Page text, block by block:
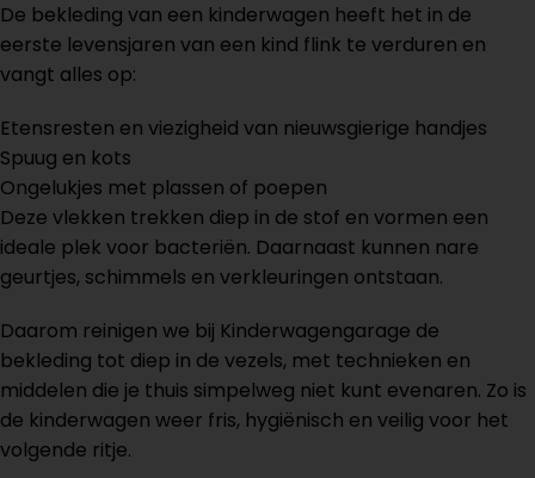
De bekleding van een kinderwagen heeft het in de
eerste levensjaren van een kind flink te verduren en
vangt alles op:
Etensresten en viezigheid van nieuwsgierige handjes
Spuug en kots
Ongelukjes met plassen of poepen
Deze vlekken trekken diep in de stof en vormen een
ideale plek voor bacteriën. Daarnaast kunnen nare
geurtjes, schimmels en verkleuringen ontstaan.
Daarom reinigen we bij Kinderwagengarage de
bekleding tot diep in de vezels, met technieken en
middelen die je thuis simpelweg niet kunt evenaren. Zo is
de kinderwagen weer fris, hygiënisch en veilig voor het
volgende ritje.